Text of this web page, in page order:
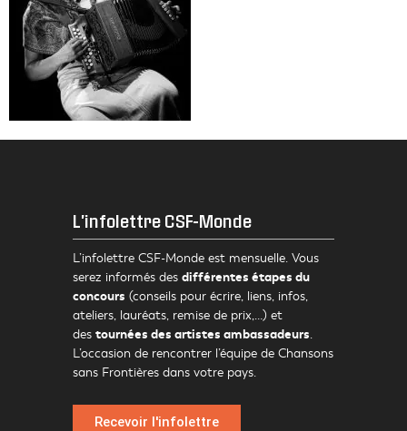
L'infolettre CSF-Monde
L’infolettre CSF-Monde est mensuelle. Vous
serez informés des différentes étapes du
concours (conseils pour écrire, liens, infos,
ateliers, lauréats, remise de prix,…) et
des tournées des artistes ambassadeurs.
L’occasion de rencontrer l’équipe de Chansons
sans Frontières dans votre pays.
Recevoir l'infolettre